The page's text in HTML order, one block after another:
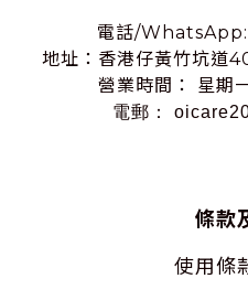
電話/
地址：香港仔黃竹坑道
營業時間： 星期
電郵：
條款
使用條